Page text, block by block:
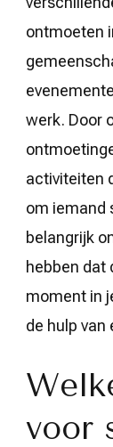
ontmoeten
werk. Door
activiteiten
om iemand
belangrijk
hebben dat
moment in
de hulp van
voor